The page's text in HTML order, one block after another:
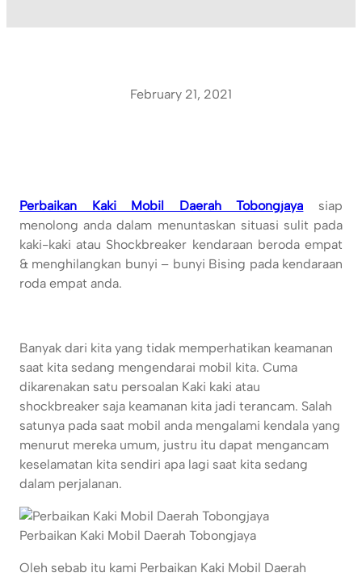
February 21, 2021
Perbaikan Kaki Mobil Daerah Tobongjaya siap
menolong anda dalam menuntaskan situasi sulit pada
kaki-kaki atau Shockbreaker kendaraan beroda empat
& menghilangkan bunyi – bunyi Bising pada kendaraan
roda empat anda.
Banyak dari kita yang tidak memperhatikan keamanan
saat kita sedang mengendarai mobil kita. Cuma
dikarenakan satu persoalan Kaki kaki atau
shockbreaker saja keamanan kita jadi terancam. Salah
satunya pada saat mobil anda mengalami kendala yang
menurut mereka umum, justru itu dapat mengancam
keselamatan kita sendiri apa lagi saat kita sedang
dalam perjalanan.
Perbaikan Kaki Mobil Daerah Tobongjaya
Oleh sebab itu kami Perbaikan Kaki Mobil Daerah